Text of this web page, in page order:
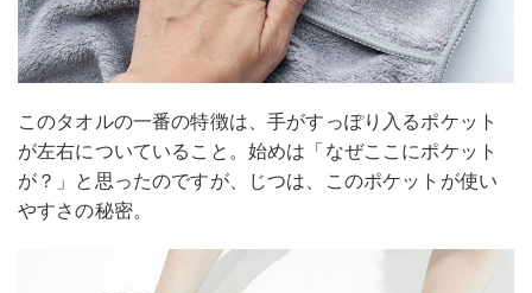
このタオルの一番の特徴は、手がすっぽり入るポケット
が左右についていること。始めは「なぜここにポケット
が？」と思ったのですが、じつは、このポケットが使い
やすさの秘密。